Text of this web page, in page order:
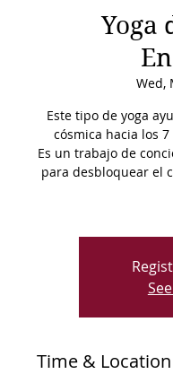
Yoga
Wed,
Este tipo de yoga
cósmica hacia los
Es un trabajo de
para desbloquear el
Time & Location